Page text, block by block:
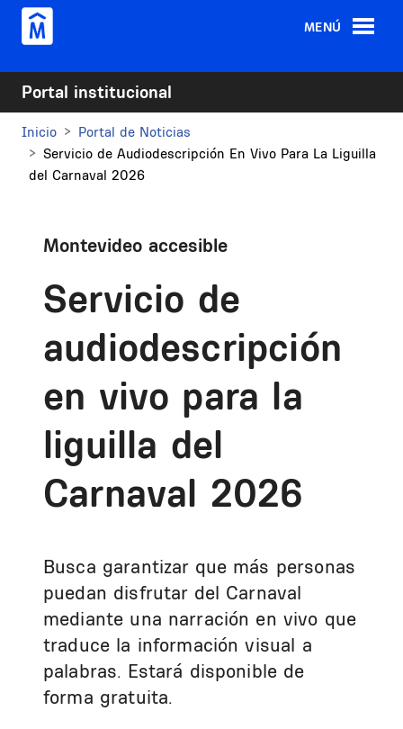
Pasar al contenido principal
MENÚ
Portal institucional
Inicio
Portal de Noticias
Servicio de Audiodescripción En Vivo Para La Liguilla
del Carnaval 2026
Montevideo accesible
Servicio de
audiodescripción
en vivo para la
liguilla del
Carnaval 2026
Busca garantizar que más personas
puedan disfrutar del Carnaval
mediante una narración en vivo que
traduce la información visual a
palabras. Estará disponible de
forma gratuita.